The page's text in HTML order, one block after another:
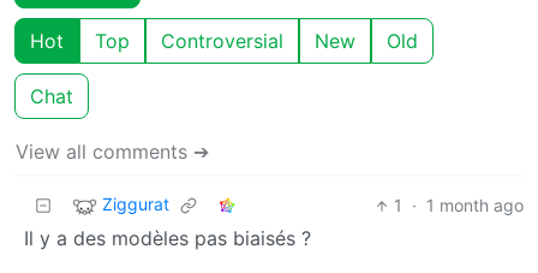
Hot Top Controversial New Old
Chat
View all comments ➔
Ziggurat 1 · 1 month ago
Il y a des modèles pas biaisés ?